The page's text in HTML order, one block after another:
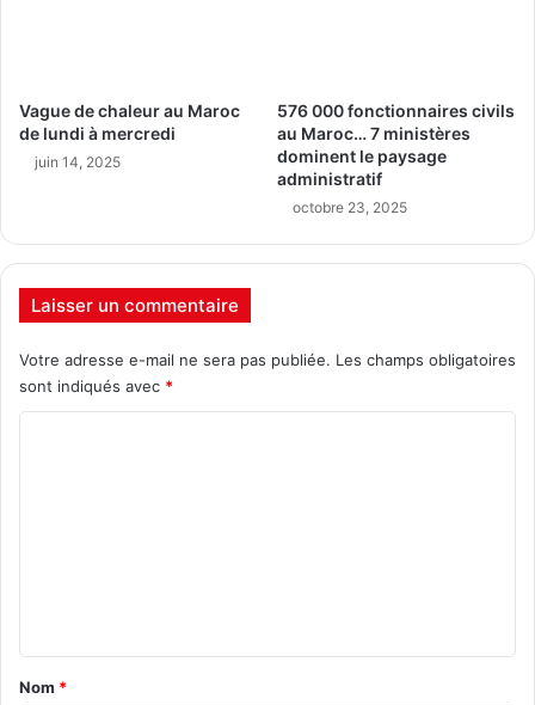
Vague de chaleur au Maroc
de lundi à mercredi
juin 14, 2025
576 000 fonctionnaires civils
au Maroc… 7 ministères
dominent le paysage
administratif
octobre 23, 2025
Laisser un commentaire
Votre adresse e-mail ne sera pas publiée. Les champs obligatoires
sont indiqués avec *
a
Nom *